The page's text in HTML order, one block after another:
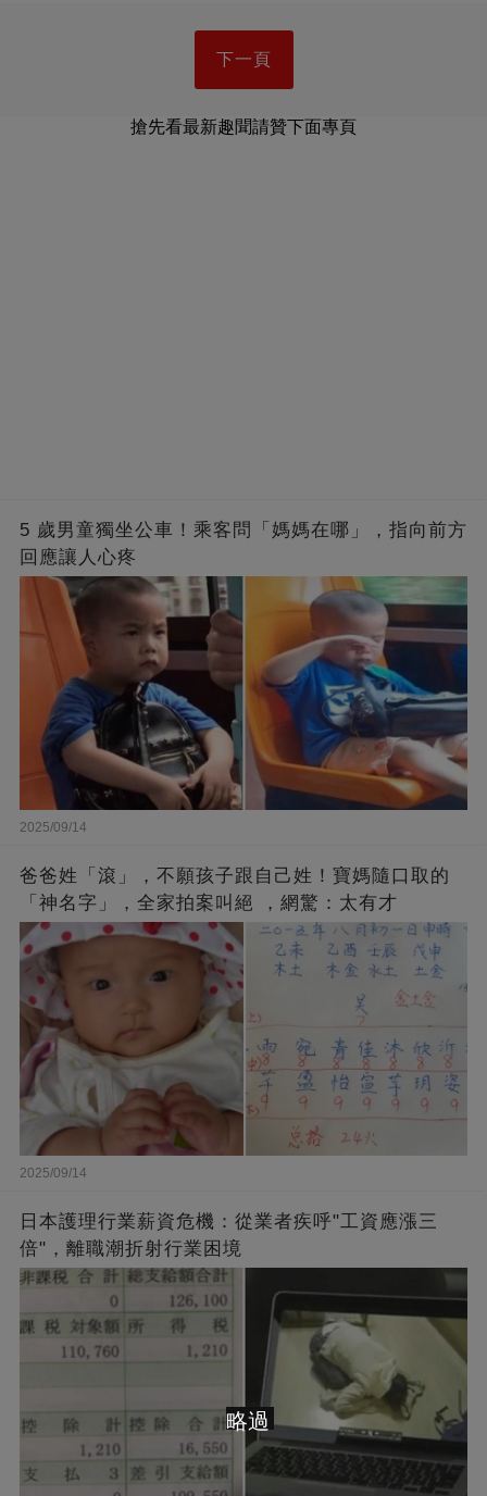
下一頁
搶先看最新趣聞請贊下面專頁
5 歲男童獨坐公車！乘客問「媽媽在哪」，指向前方
回應讓人心疼
2025/09/14
爸爸姓「滾」，不願孩子跟自己姓！寶媽隨口取的
「神名字」，全家拍案叫絕 ，網驚：太有才
2025/09/14
日本護理行業薪資危機：從業者疾呼"工資應漲三
倍"，離職潮折射行業困境
略過